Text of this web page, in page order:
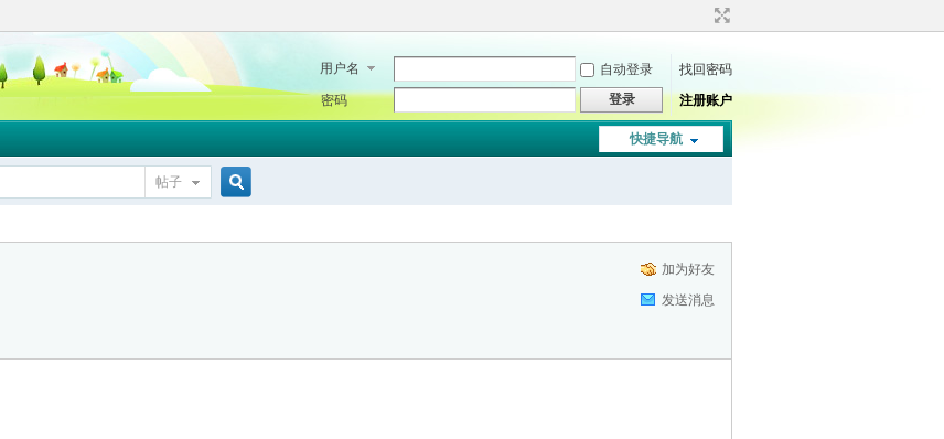
用户名 自动登录
找回密码
密码
登录 注册账户
快捷导航
帖子
加为好友
发送消息